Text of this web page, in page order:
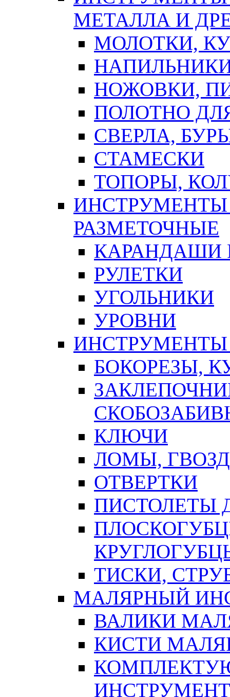
МЕТАЛЛА И
МОЛОТКИ,
НОЖОВКИ,
ПОЛОТНО
СВЕРЛА,
СТАМЕСКИ
ТОПОРЫ,
ИНСТРУМЕНТЫ
РАЗМЕТОЧНЫЕ
КАРАНДАШИ
РУЛЕТКИ
УГОЛЬНИКИ
УРОВНИ
БОКОРЕЗЫ,
КЛЮЧИ
ЛОМЫ,
ОТВЕРТКИ
ПИСТОЛЕТЫ
ТИСКИ,
МАЛЯРНЫЙ
ВАЛИКИ
КИСТИ